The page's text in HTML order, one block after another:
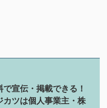
で宣伝・掲載できる！
カツは個人事業主・株